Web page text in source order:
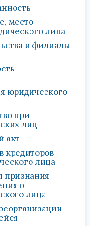
место
лица
и филиалы
юридического
при
лиц
акт
кредиторов
лица
признания
о
лица